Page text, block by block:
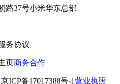
路37号小米华东总部
务协议
页商务合作
京ICP备17017388号-1营业执照